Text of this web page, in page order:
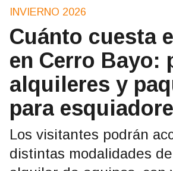
INVIERNO 2026
Cuánto cuesta
en Cerro Bayo:
alquileres y
para
Los visitantes podrán
distintas modalidades